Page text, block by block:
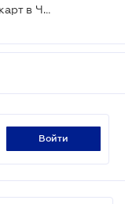
Изменились правила выдачи рабочих карт в Чехию
войти